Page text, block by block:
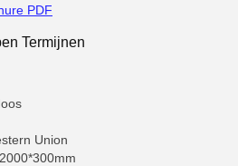
PDF
Termijnen
Union